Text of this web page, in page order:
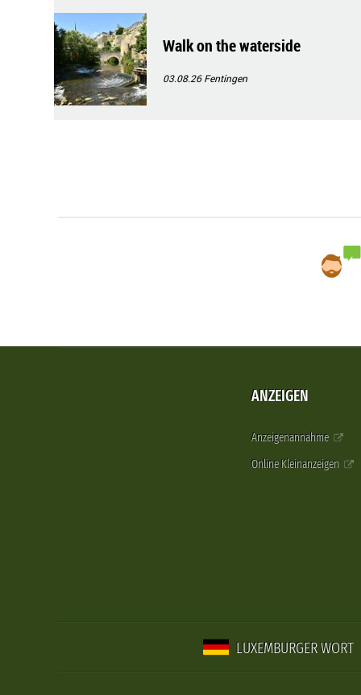
Walk on the waterside
03.08.26Fentingen
ANZEIGEN
Anzeigenannahme
Online Kleinanzeigen
LUXEMBURGER WORT